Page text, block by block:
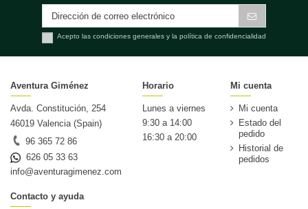
Acepto las condiciones generales y la política de confidencialidad
Aventura Giménez
Avda. Constitución, 254
46019 Valencia (Spain)
96 365 72 86
626 05 33 63
info@aventuragimenez.com
Horario
Lunes a viernes
9:30 a 14:00
16:30 a 20:00
Mi cuenta
Mi cuenta
Estado del
pedido
Historial de
pedidos
Contacto y ayuda